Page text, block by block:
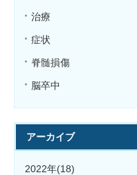
治療
症状
脊髄損傷
脳卒中
アーカイブ
2022年(18)